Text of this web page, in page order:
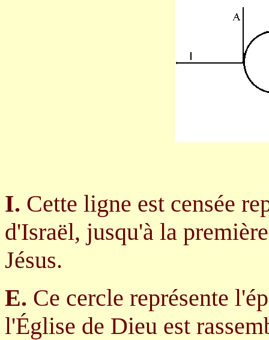
I. Cette ligne est censée
d'Israël, jusqu'à la
Jésus.
E. Ce cercle représente
l'Église de Dieu est